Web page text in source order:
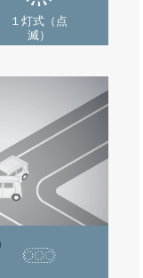
１灯式（点
滅）